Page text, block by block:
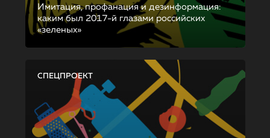
Имитация, профанация и дезинформация:
каким был 2017-й глазами российских
«зеленых»
СПЕЦПРОЕКТ